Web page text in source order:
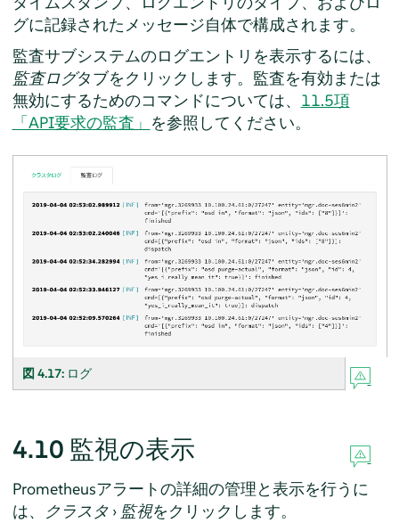
グに記録されたメッセージ自体で構成されます。
監査サブシステムのログエントリを表示するには、
監査ログタブをクリックします。監査を有効または
無効にするためのコマンドについては、 11.5項
「API要求の監査」 を参照してください。
図 4.17: ログ
4.10 監視の表示
Prometheusアラートの詳細の管理と表示を行うに
は、
クラスタ› 監視をクリックします。